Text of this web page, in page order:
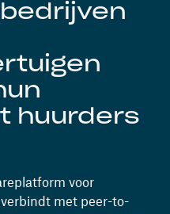
huurders
voor
met peer-to-